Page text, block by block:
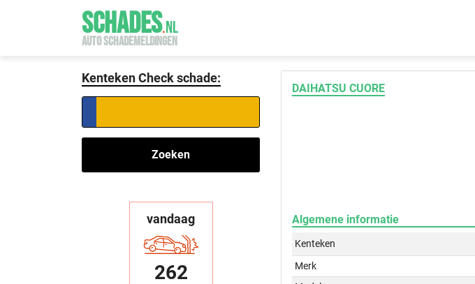
SCHADES.NL
AUTO SCHADEMELDINGEN
Kenteken Check schade:
Zoeken
vandaag
262
DAIHATSU CUORE
Algemene informatie
Kenteken
Merk